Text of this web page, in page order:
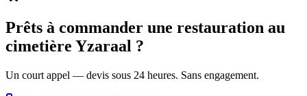
Prêts à commander une restauration au
cimetière Yzaraal ?
Un court appel — devis sous 24 heures. Sans engagement.